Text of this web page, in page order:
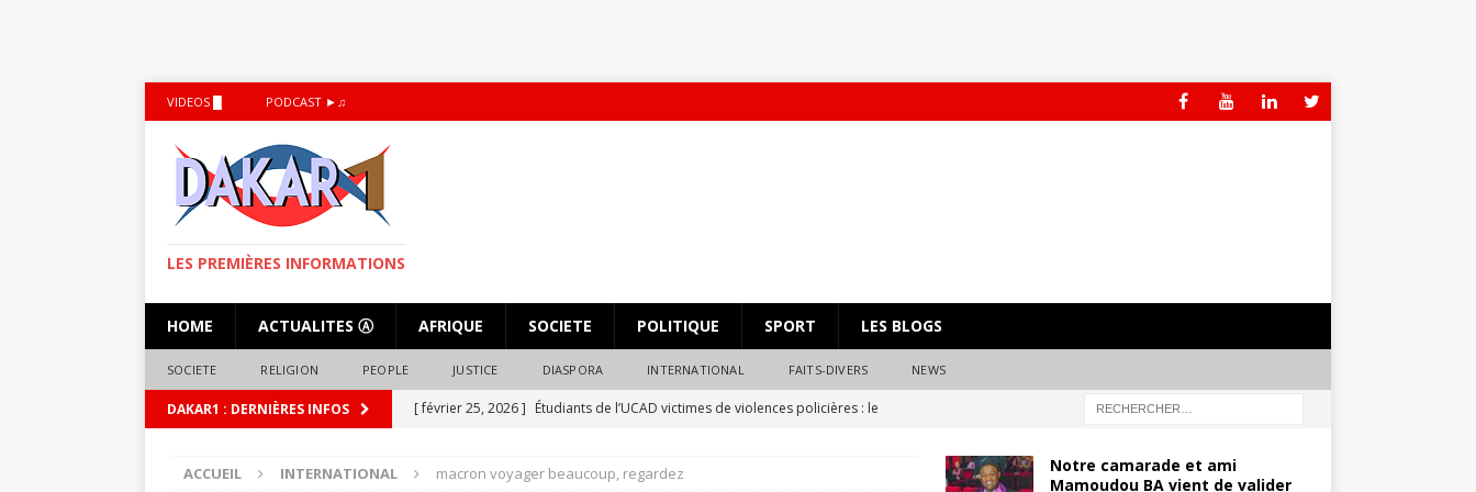
VIDEOS █ PODCAST ►♫
LES PREMIÈRES INFORMATIONS
HOME ACTUALITES Ⓐ AFRIQUE SOCIETE POLITIQUE SPORT LES BLOGS
SOCIETE RELIGION PEOPLE JUSTICE DIASPORA INTERNATIONAL FAITS-DIVERS NEWS
DAKAR1 : DERNIÈRES INFOS [ février 25, 2026 ] Étudiants de l’UCAD victimes de violences policières : le
[ octobre 5, 2025 ] Massification Auvergne Rhone-alpes Pastef
ACCUEIL INTERNATIONAL macron voyager beaucoup, regardez
Notre camarade et ami
Mamoudou BA vient de valider